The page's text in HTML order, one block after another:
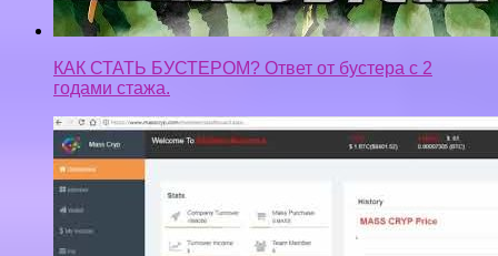
КАК СТАТЬ БУСТЕРОМ? Ответ от бустера с 2
годами стажа.